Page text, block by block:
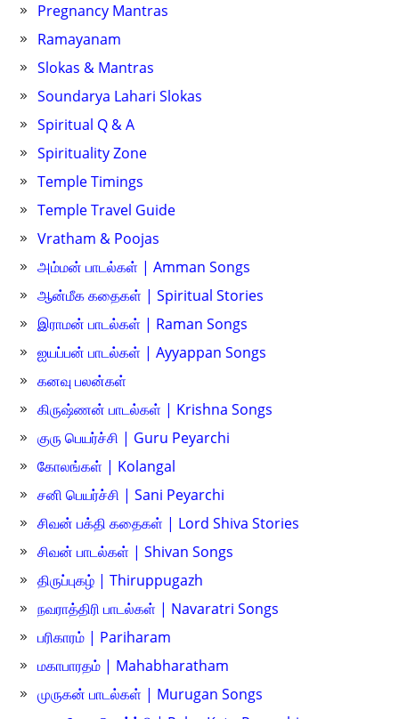
Pregnancy Mantras
Ramayanam
Slokas & Mantras
Soundarya Lahari Slokas
Spiritual Q & A
Spirituality Zone
Temple Timings
Temple Travel Guide
Vratham & Poojas
அம்மன் பாடல்கள் | Amman Songs
ஆன்மீக கதைகள் | Spiritual Stories
இராமன் பாடல்கள் | Raman Songs
ஐயப்பன் பாடல்கள் | Ayyappan Songs
கனவு பலன்கள்
கிருஷ்ணன் பாடல்கள் | Krishna Songs
குரு பெயர்ச்சி | Guru Peyarchi
கோலங்கள் | Kolangal
சனி பெயர்ச்சி | Sani Peyarchi
சிவன் பக்தி கதைகள் | Lord Shiva Stories
சிவன் பாடல்கள் | Shivan Songs
திருப்புகழ் | Thiruppugazh
நவராத்திரி பாடல்கள் | Navaratri Songs
பரிகாரம் | Pariharam
மகாபாரதம் | Mahabharatham
முருகன் பாடல்கள் | Murugan Songs